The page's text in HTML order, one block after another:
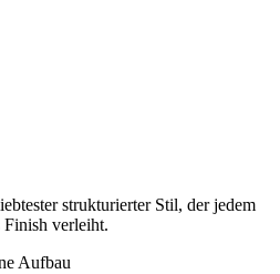
strukturierter Stil, der jedem
Finish verleiht.
Aufbau